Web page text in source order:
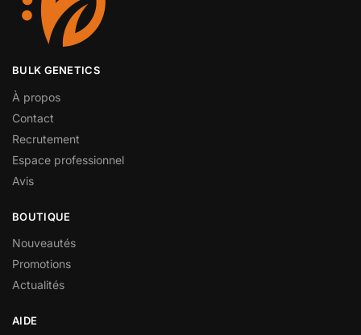
BULK GENETICS
À propos
Contact
Recrutement
Espace professionnel
Avis
BOUTIQUE
Nouveautés
Promotions
Actualités
AIDE